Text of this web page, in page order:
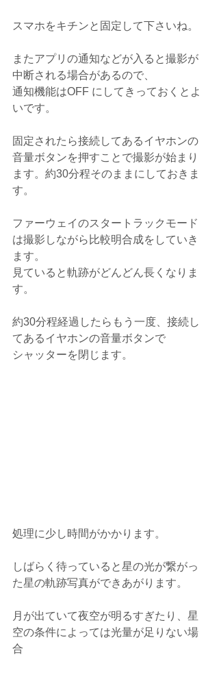
スマホをキチンと固定して下さいね。
またアプリの通知などが入ると撮影が
中断される場合があるので、
通知機能はOFF にしてきっておくとよ
いです。
固定されたら接続してあるイヤホンの
音量ボタンを押すことで撮影が始まり
ます。約30分程そのままにしておきま
す。
ファーウェイのスタートラックモード
は撮影しながら比較明合成をしていき
ます。
見ていると軌跡がどんどん長くなりま
す。
約30分程経過したらもう一度、接続し
てあるイヤホンの音量ボタンで
シャッターを閉じます。
処理に少し時間がかかります。
しばらく待っていると星の光が繋がっ
た星の軌跡写真ができあがります。
月が出ていて夜空が明るすぎたり、星
空の条件によっては光量が足りない場
合